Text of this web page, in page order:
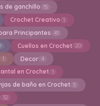
de ganchillo 15
Crochet Creativo 1
Principantes 41
Cuellos en Crochet 20
1 Decor 4
en Crochet 1
de baño en Crochet 5
32